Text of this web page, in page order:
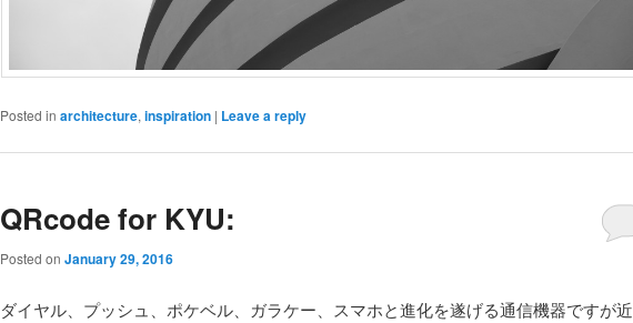
Posted in architecture, inspiration | Leave a reply
QRcode for KYU:
Posted on January 29, 2016
ダイヤル、プッシュ、ポケベル、ガラケー、スマホと進化を遂げる通信機器ですが近